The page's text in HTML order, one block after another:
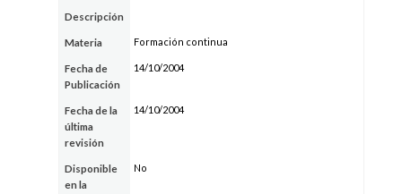
Descripción
Materia Formación continua
Fecha de
Publicación
14/10/2004
Fecha de la
última
revisión
14/10/2004
Disponible
en la
No